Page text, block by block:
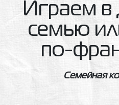
Играем
семью
по-
Семейная